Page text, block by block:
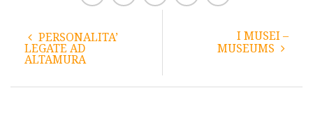
PERSONALITA’
LEGATE AD
ALTAMURA
I MUSEI –
MUSEUMS